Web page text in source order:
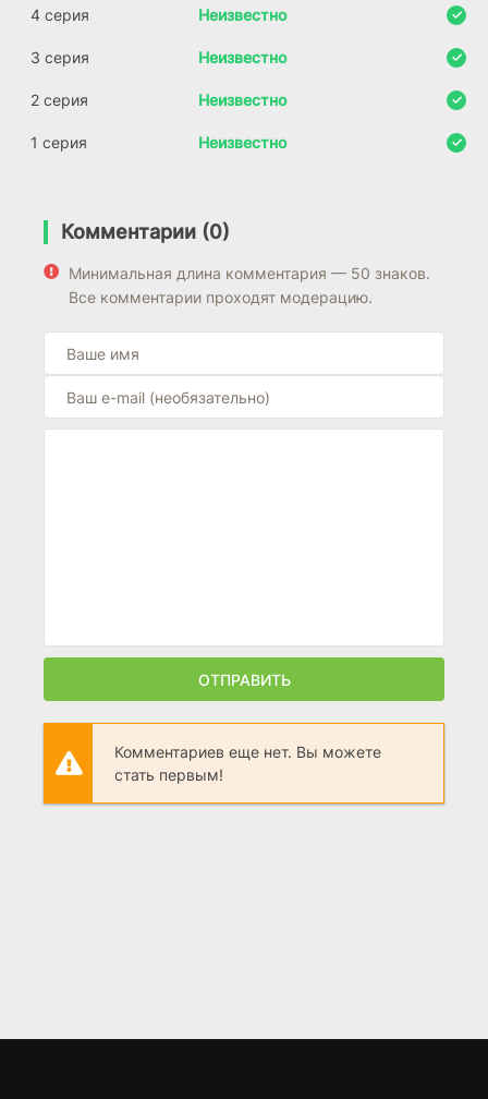
4 серия Неизвестно
3 серия Неизвестно
2 серия Неизвестно
1 серия Неизвестно
Комментарии (0)
Минимальная длина комментария — 50 знаков.
Все комментарии проходят модерацию.
ОТПРАВИТЬ
Комментариев еще нет. Вы можете
стать первым!